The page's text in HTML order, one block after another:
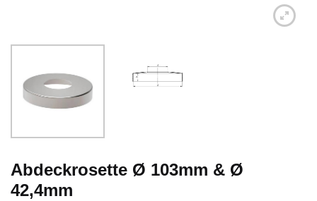
Abdeckrosette Ø 103mm & Ø
42,4mm